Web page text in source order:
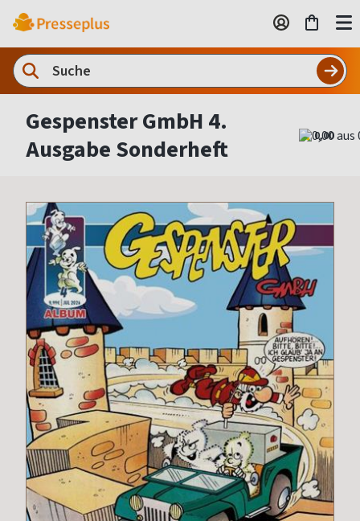
Gespenster GmbH 4.
Ausgabe Sonderheft
0,00